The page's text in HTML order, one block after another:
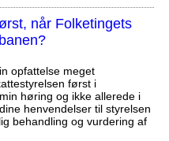
når Folketingets
opfattelse meget
først i
høring og ikke allerede i
henvendelser til styrelsen
behandling og vurdering af